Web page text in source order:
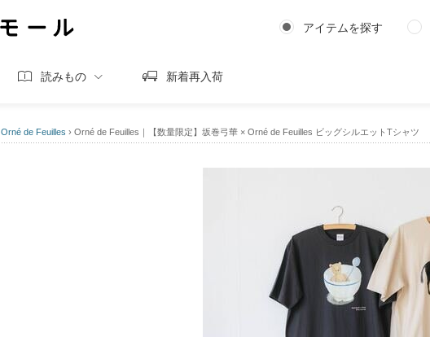
アイテムを探す
読みもの 新着再入荷
Orné de Feuilles › Orné de Feuilles｜【数量限定】坂巻弓華 × Orné de Feuilles ビッグシルエットTシャツ